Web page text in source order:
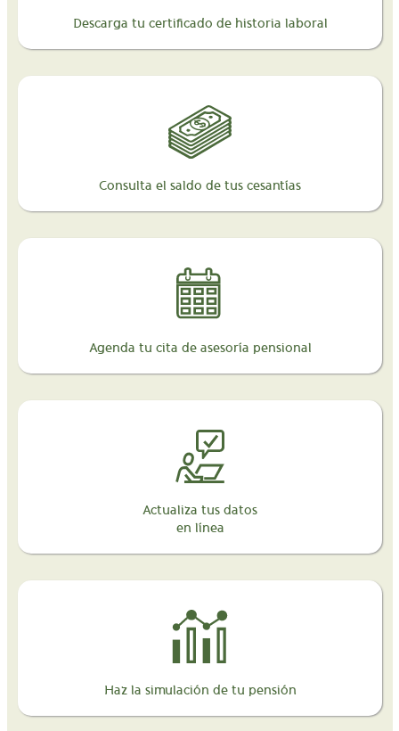
Descarga tu certificado de historia laboral
Consulta el saldo de tus cesantías
Agenda tu cita de asesoría pensional
Actualiza tus datos
en línea
Haz la simulación de tu pensión